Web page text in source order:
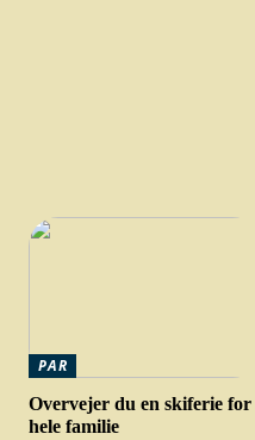
PAR
Overvejer du en skiferie for
hele familie